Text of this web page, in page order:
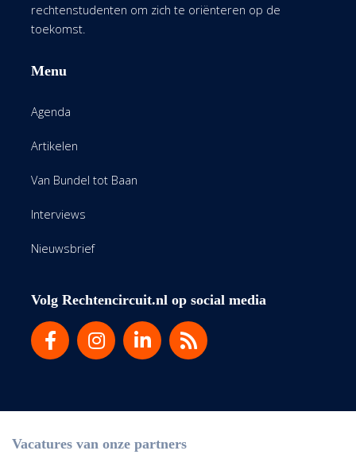
rechtenstudenten om zich te oriënteren op de
toekomst.
Menu
Agenda
Artikelen
Van Bundel tot Baan
Interviews
Nieuwsbrief
Volg Rechtencircuit.nl op social media
Vacatures van onze partners